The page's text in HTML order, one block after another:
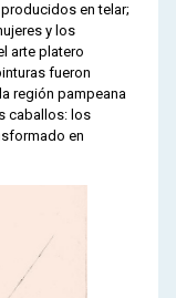
en telar;
y los
arte platero
fueron
región pampeana
caballos: los
en